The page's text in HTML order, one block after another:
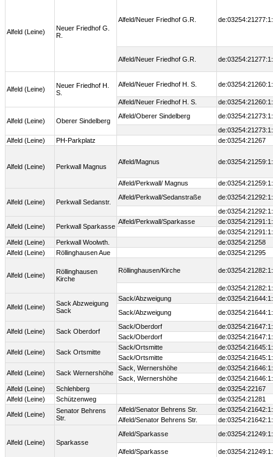
Alfeld (Leine)
Neuer Friedhof G.
R.
Alfeld/Neuer Friedhof G.R.
Alfeld/Neuer Friedhof G.R.
Alfeld (Leine)
Neuer Friedhof H.
S.
Alfeld/Neuer Friedhof H. S.
Alfeld/Neuer Friedhof H. S.
Alfeld (Leine) Oberer Sindelberg
Alfeld/Oberer Sindelberg
Alfeld (Leine)
PH-Parkplatz de:03254:21267
Alfeld (Leine) Perkwall Magnus
Alfeld/Magnus
Alfeld/Perkwall/ Magnus
Alfeld (Leine) Perkwall Sedanstr.
Alfeld/Perkwall/Sedanstraße
Alfeld (Leine) Perkwall Sparkasse
Alfeld/Perkwall/Sparkasse
Alfeld (Leine)
Perkwall Woolwth.
de:03254:21258
Alfeld (Leine)
Röllinghausen Aue de:03254:21295
Alfeld (Leine)
Röllinghausen
Kirche
Röllinghausen/Kirche
Alfeld (Leine)
Sack Abzweigung
Sack
Sack/Abzweigung
Sack/Abzweigung
Alfeld (Leine) Sack Oberdorf
Sack/Oberdorf
Sack/Oberdorf
Alfeld (Leine) Sack Ortsmitte
Sack/Ortsmitte
Sack/Ortsmitte
Alfeld (Leine) Sack Wernershöhe
Sack, Wernershöhe
Sack, Wernershöhe
Alfeld (Leine)
Schlehberg
de:03254:22167
Alfeld (Leine)
Schützenweg de:03254:21281
Alfeld (Leine)
Senator Behrens
Str.
Alfeld/Senator Behrens Str.
Alfeld/Senator Behrens Str.
Alfeld (Leine) Sparkasse
Alfeld/Sparkasse
Alfeld/Sparkasse